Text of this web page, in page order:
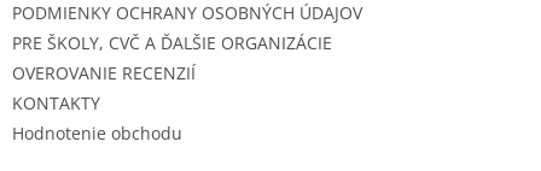
PODMIENKY OCHRANY OSOBNÝCH ÚDAJOV
PRE ŠKOLY, CVČ A ĎALŠIE ORGANIZÁCIE
OVEROVANIE RECENZIÍ
KONTAKTY
Hodnotenie obchodu